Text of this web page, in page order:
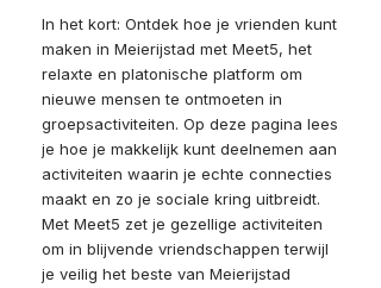
In het kort: Ontdek hoe je vrienden kunt
maken in Meierijstad met Meet5, het
relaxte en platonische platform om
nieuwe mensen te ontmoeten in
groepsactiviteiten. Op deze pagina lees
je hoe je makkelijk kunt deelnemen aan
activiteiten waarin je echte connecties
maakt en zo je sociale kring uitbreidt.
Met Meet5 zet je gezellige activiteiten
om in blijvende vriendschappen terwijl
je veilig het beste van Meierijstad